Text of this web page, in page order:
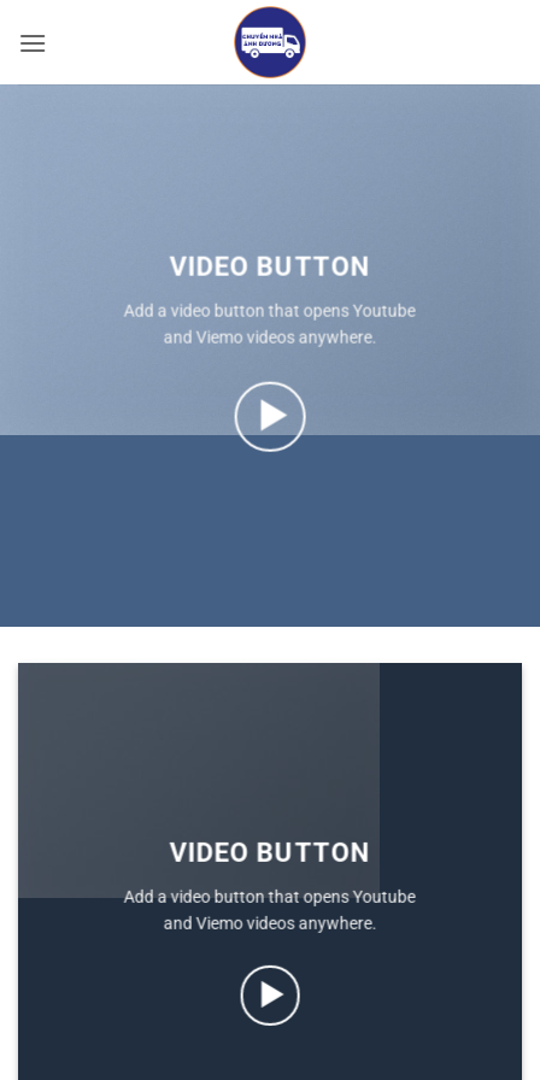
qua
VIDEO BUTTON
Add a video button that opens Youtube
and Viemo videos anywhere.
VIDEO BUTTON
Add a video button that opens Youtube
and Viemo videos anywhere.